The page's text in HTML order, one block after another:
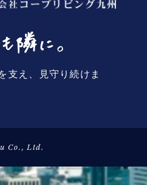
支え、見守り続けま
Co., Ltd.